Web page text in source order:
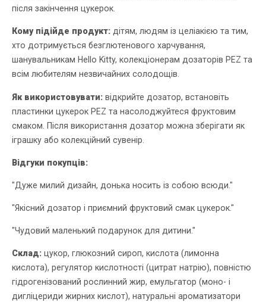
після закінчення цукерок.
Кому підійде продукт: дітям, людям із целіакією та тим,
хто дотримується безглютенового харчування,
шанувальникам Hello Kitty, колекціонерам дозаторів PEZ та
всім любителям незвичайних солодощів.
Як використовувати: відкрийте дозатор, встановіть
пластинки цукерок PEZ та насолоджуйтеся фруктовим
смаком. Після використання дозатор можна зберігати як
іграшку або колекційний сувенір.
Відгуки покупців:
"Дуже милий дизайн, донька носить із собою всюди."
"Якісний дозатор і приємний фруктовий смак цукерок."
"Чудовий маленький подарунок для дитини."
Склад: цукор, глюкозний сироп, кислота (лимонна
кислота), регулятор кислотності (цитрат натрію), повністю
гідрогенізований рослинний жир, емульгатор (моно- і
дигліцериди жирних кислот), натуральні ароматизатори